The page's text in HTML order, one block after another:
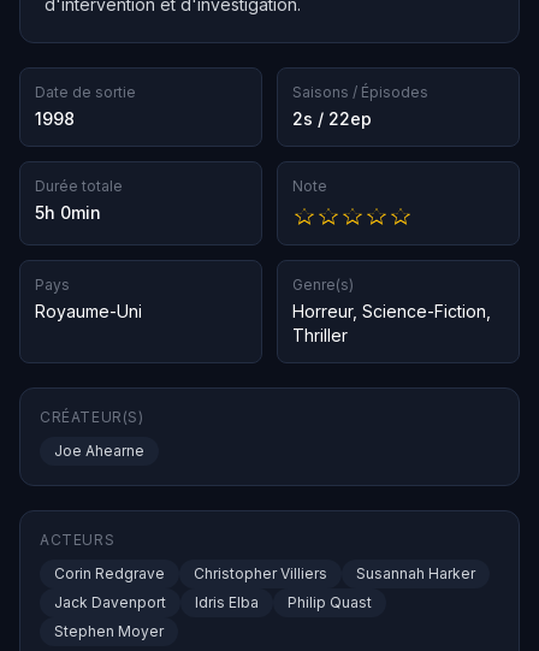
d'intervention et d'investigation.
Date de sortie
1998
Saisons / Épisodes
2s / 22ep
Durée totale
5h 0min
Note
Pays
Royaume-Uni
Genre(s)
Horreur, Science-Fiction
Thriller
CRÉATEUR(S)
Joe Ahearne
ACTEURS
Corin Redgrave
Christopher Villiers
Susannah Harker
Jack Davenport
Idris Elba
Philip Quast
Stephen Moyer